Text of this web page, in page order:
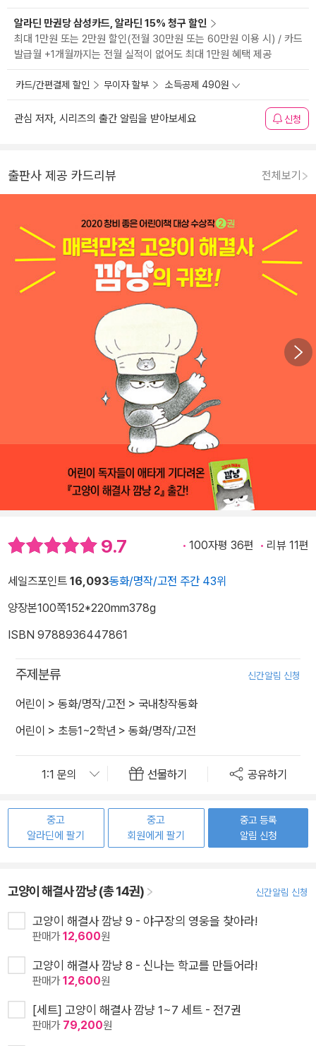
알라딘 만권당 삼성카드, 알라딘 15% 청구 할인
최대 1만원 또는 2만원 할인(전월 30만원 또는 60만원 이용 시) / 카드
발급월 +1개월까지는 전월 실적이 없어도 최대 1만원 혜택 제공
카드/간편결제 할인 무이자 할부 소득공제 490원
관심 저자, 시리즈의 출간 알림을 받아보세요 신청
출판사 제공 카드리뷰 전체보기
9.7 100자평 36편 리뷰 11편
세일즈포인트 16,093동화/명작/고전 주간 43위
양장본100쪽152*220mm378g
ISBN 9788936447861
주제분류 신간알림 신청
어린이 > 동화/명작/고전 > 국내창작동화
어린이 > 초등1~2학년 > 동화/명작/고전
선물하기 공유하기
중고
알라딘에 팔기
중고
회원에게 팔기
중고 등록
알림 신청
고양이 해결사 깜냥 (총 14권) 신간알림 신청
고양이 해결사 깜냥 9 - 야구장의 영웅을 찾아라!
판매가12,600원
고양이 해결사 깜냥 8 - 신나는 학교를 만들어라!
판매가12,600원
[세트] 고양이 해결사 깜냥 1~7 세트 - 전7권
판매가 79,200원